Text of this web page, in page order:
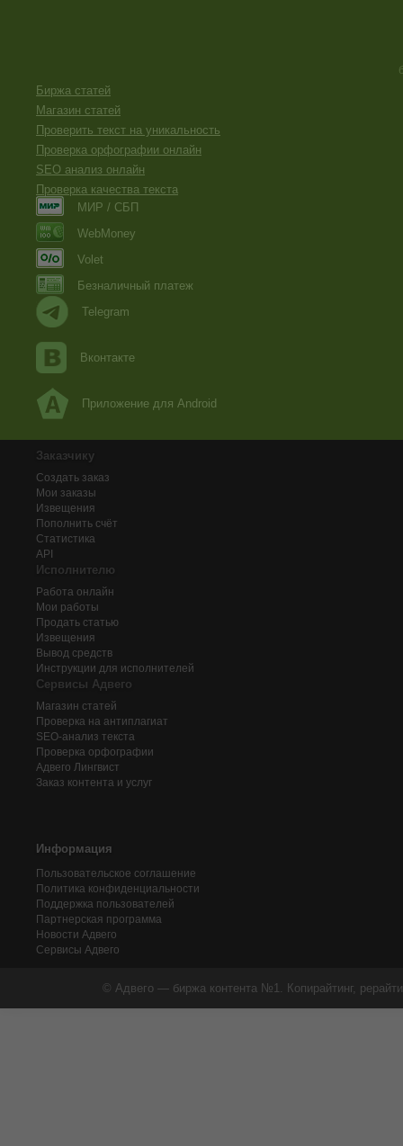
Биржа статей
Магазин статей
Проверить текст на уникальность
Проверка орфографии онлайн
SEO анализ онлайн
Проверка качества текста
МИР / СБП
WebMoney
Volet
Безналичный платеж
Telegram
Вконтакте
Приложение для Android
Заказчику
Создать заказ
Мои заказы
Извещения
Пополнить счёт
Статистика
API
Исполнителю
Работа онлайн
Мои работы
Продать статью
Извещения
Вывод средств
Инструкции для исполнителей
Сервисы Адвего
Магазин статей
Проверка на антиплагиат
SEO-анализ текста
Проверка орфографии
Адвего Лингвист
Заказ контента и услуг
Информация
Пользовательское соглашение
Политика конфиденциальности
Поддержка пользователей
Партнерская программа
Новости Адвего
Сервисы Адвего
© Адвего — биржа контента №1. Копирайтинг,